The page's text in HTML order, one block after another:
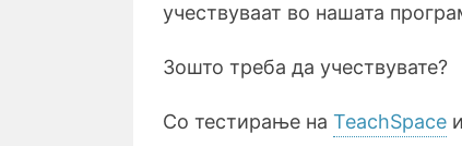
учествуваат во нашата
Зошто треба да учествувате?
Со тестирање на TeachSpace